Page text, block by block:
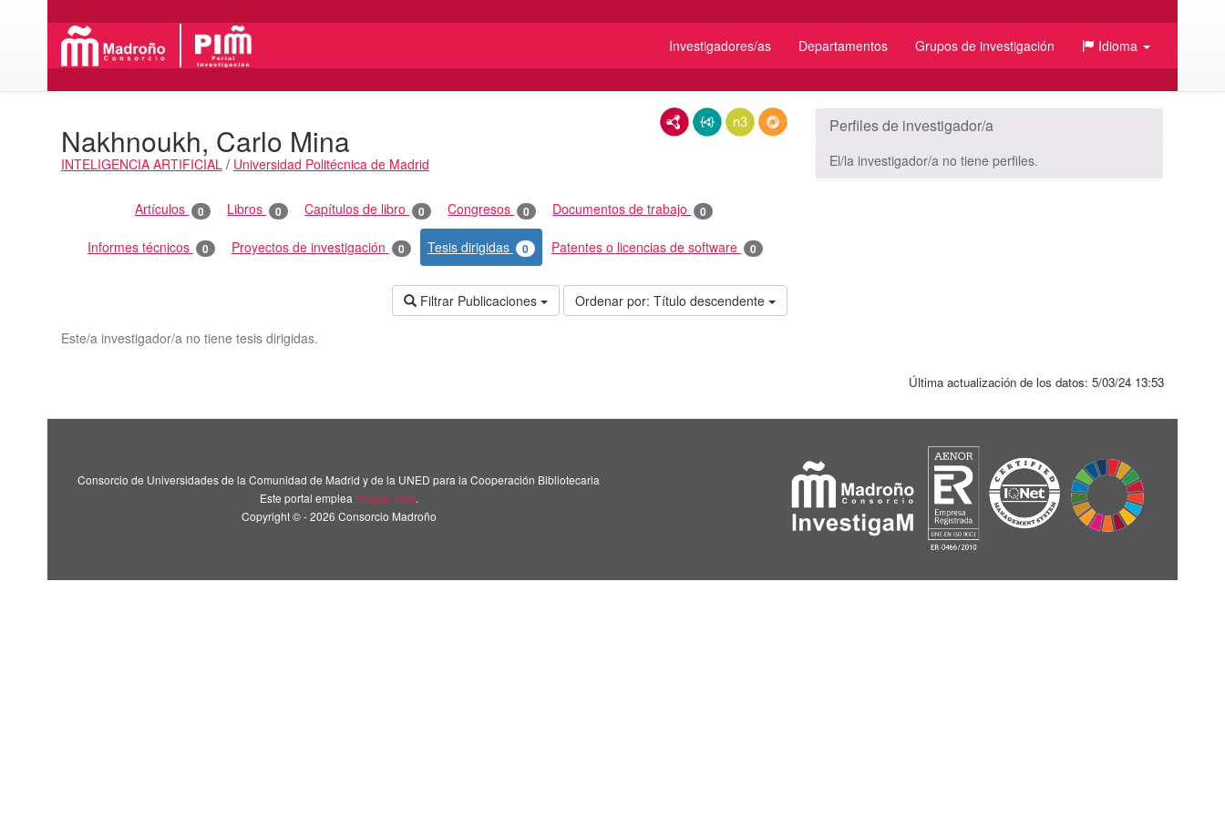
Investigadores/as Departamentos Grupos de investigación Idioma
RDF/XMLJSON-LDN3/TurtleRDF/JSON
Nakhnoukh, Carlo Mina
INTELIGENCIA ARTIFICIAL / Universidad Politécnica de Madrid
Actividades
Artículos 0 Libros 0 Capítulos de libro 0 Congresos 0 Documentos de trabajo 0
Informes técnicos 0 Proyectos de investigación 0 Tesis dirigidas 0 Patentes o licencias de software 0
Filtrar Publicaciones Ordenar por: Título descendente
Este/a investigador/a no tiene tesis dirigidas.
Perfiles de investigador/a
El/la investigador/a no tiene perfiles.
Última actualización de los datos: 5/03/24 13:53
Consorcio de Universidades de la Comunidad de Madrid y de la UNED para la Cooperación Bibliotecaria
Este portal emplea Brújula Plus.
Copyright © - 2026 Consorcio Madroño